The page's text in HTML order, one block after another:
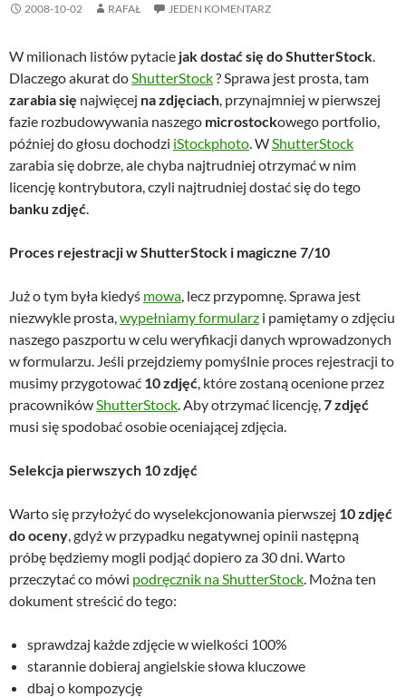
2008-10-02 RAFAŁ JEDEN KOMENTARZ
W milionach listów pytacie jak dostać się do ShutterStock.
Dlaczego akurat doShutterStock? Sprawa jest prosta, tam
zarabia się najwięcej na zdjęciach, przynajmniej w pierwszej
fazie rozbudowywania naszego microstockowego portfolio,
później do głosu dochodzi iStockphoto. WShutterStock
zarabia się dobrze, ale chyba najtrudniej otrzymać w nim
licencję kontrybutora, czyli najtrudniej dostać się do tego
banku zdjęć.
Proces rejestracji w ShutterStock i magiczne 7/10
Już o tym była kiedyś mowa, lecz przypomnę. Sprawa jest
niezwykle prosta,wypełniamy formularz i pamiętamy o zdjęciu
naszego paszportu w celu weryfikacji danych wprowadzonych
w formularzu. Jeśli przejdziemy pomyślnie proces rejestracji to
musimy przygotować 10 zdjęć, które zostaną ocenione przez
pracownikówShutterStock. Aby otrzymać licencję,7 zdjęć
musi się spodobać osobie oceniającej zdjęcia.
Selekcja pierwszych 10 zdjęć
Warto się przyłożyć do wyselekcjonowania pierwszej 10 zdjęć
do oceny, gdyż w przypadku negatywnej opinii następną
próbę będziemy mogli podjąć dopiero za 30 dni. Warto
przeczytać co mówi podręcznik na ShutterStock. Można ten
dokument streścić do tego:
sprawdzaj każde zdjęcie w wielkości 100%
starannie dobieraj angielskie słowa kluczowe
dbaj o kompozycję